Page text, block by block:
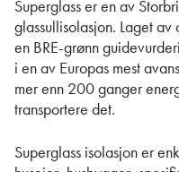
Superglass er en av
glassullisolasjon. Laget
en BRE-grønn
i en av Europas mest
mer enn 200 ganger
transportere det.
Superglass isolasjon er